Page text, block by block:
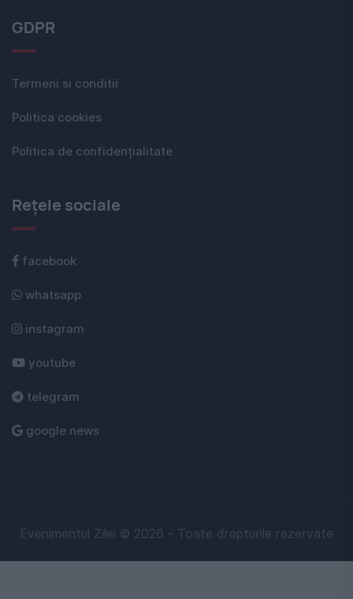
GDPR
Termeni si conditii
Politica cookies
Politica de confidențialitate
Rețele sociale
facebook
whatsapp
instagram
youtube
telegram
google news
Evenimentul Zilei © 2026 - Toate drepturile rezervate